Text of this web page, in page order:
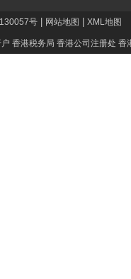
号 网站地图 XML地图
香港税务局 香港公司注册处 香